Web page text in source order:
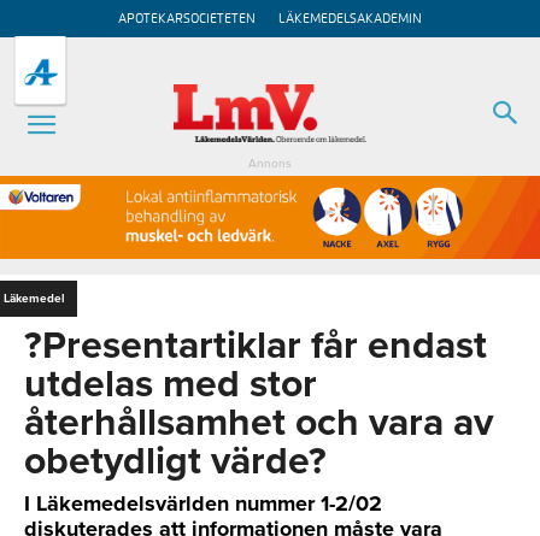
APOTEKARSOCIETETEN LÄKEMEDELSAKADEMIN
Annons
Läkemedel
?Presentartiklar får endast
utdelas med stor
återhållsamhet och vara av
obetydligt värde?
I Läkemedelsvärlden nummer 1-2/02
diskuterades att informationen måste vara